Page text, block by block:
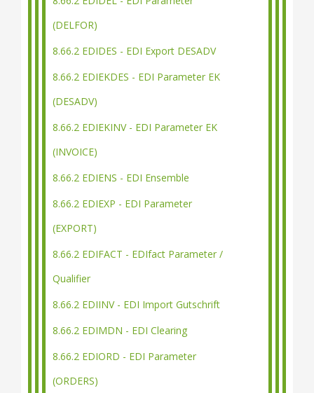
(DELFOR)
8.66.2 EDIDES - EDI Export DESADV
8.66.2 EDIEKDES - EDI Parameter EK
(DESADV)
8.66.2 EDIEKINV - EDI Parameter EK
(INVOICE)
8.66.2 EDIENS - EDI Ensemble
8.66.2 EDIEXP - EDI Parameter
(EXPORT)
8.66.2 EDIFACT - EDIfact Parameter /
Qualifier
8.66.2 EDIINV - EDI Import Gutschrift
8.66.2 EDIMDN - EDI Clearing
8.66.2 EDIORD - EDI Parameter
(ORDERS)